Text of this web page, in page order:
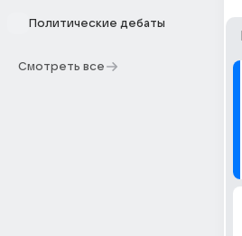
Политические дебаты
Смотреть все